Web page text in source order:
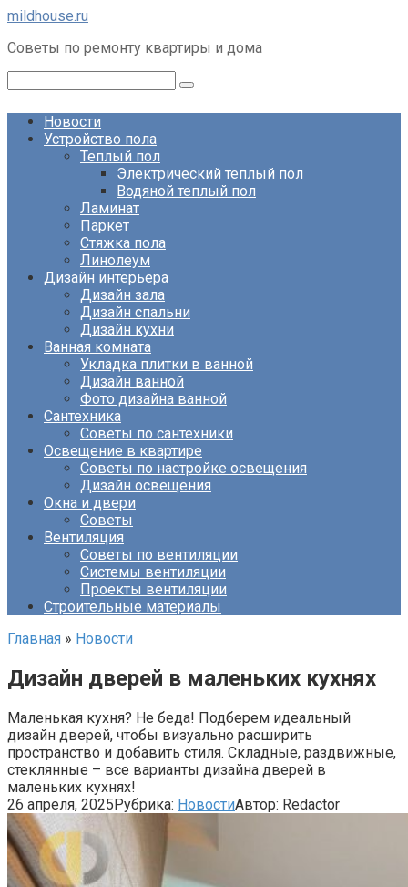
Перейти
контенту
mildhouse.ru
Советы по ремонту квартиры и дома
Новости
Устройство пола
Теплый пол
Электрический теплый пол
Водяной теплый пол
Ламинат
Паркет
Стяжка пола
Линолеум
Дизайн интерьера
Дизайн зала
Дизайн спальни
Дизайн кухни
Ванная комната
Укладка плитки в ванной
Дизайн ванной
Фото дизайна ванной
Сантехника
Советы по сантехники
Освещение в квартире
Советы по настройке освещения
Дизайн освещения
Окна и двери
Советы
Вентиляция
Советы по вентиляции
Системы вентиляции
Проекты вентиляции
Строительные материалы
Главная » Новости
Дизайн дверей в маленьких кухнях
Маленькая кухня? Не беда! Подберем идеальный
дизайн дверей, чтобы визуально расширить
пространство и добавить стиля. Складные, раздвижные,
стеклянные – все варианты дизайна дверей в
маленьких кухнях!
26 апреля, 2025Рубрика: НовостиАвтор: Redactor